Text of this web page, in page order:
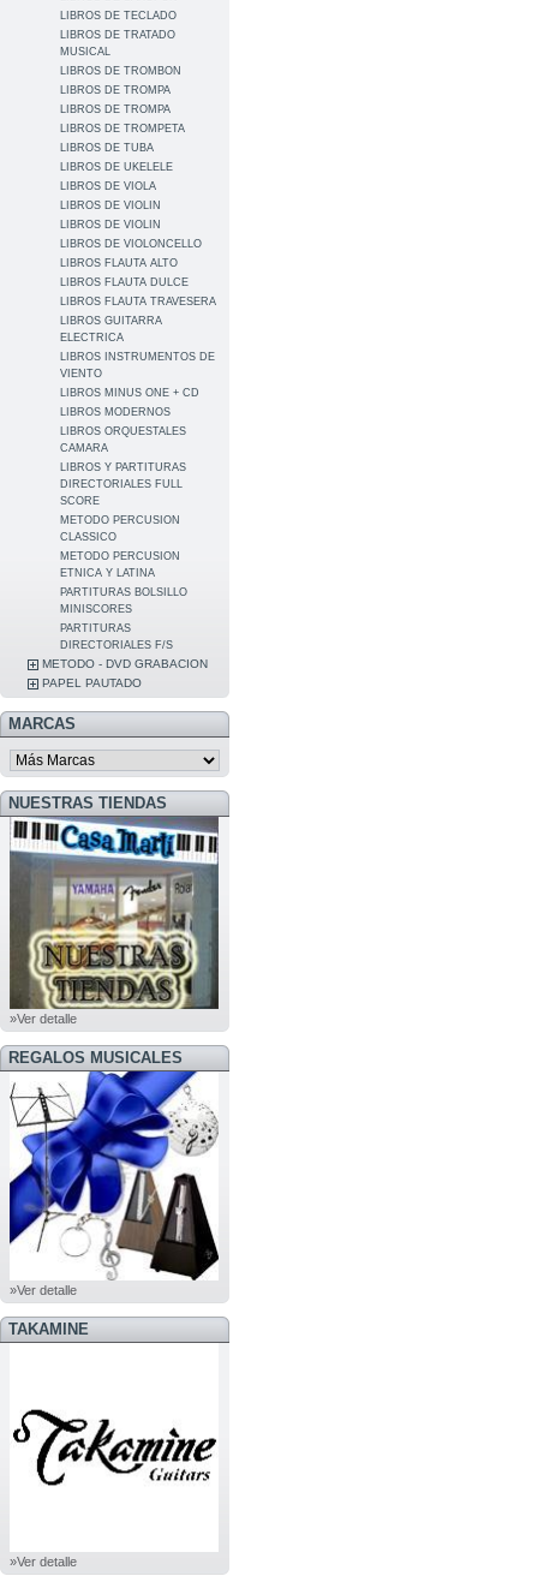
LIBROS DE TECLADO
LIBROS DE TRATADO
MUSICAL
LIBROS DE TROMBON
LIBROS DE TROMPA
LIBROS DE TROMPA
LIBROS DE TROMPETA
LIBROS DE TUBA
LIBROS DE UKELELE
LIBROS DE VIOLA
LIBROS DE VIOLIN
LIBROS DE VIOLIN
LIBROS DE VIOLONCELLO
LIBROS FLAUTA ALTO
LIBROS FLAUTA DULCE
LIBROS FLAUTA TRAVESERA
LIBROS GUITARRA
ELECTRICA
LIBROS INSTRUMENTOS DE
VIENTO
LIBROS MINUS ONE + CD
LIBROS MODERNOS
LIBROS ORQUESTALES
CAMARA
LIBROS Y PARTITURAS
DIRECTORIALES FULL
SCORE
METODO PERCUSION
CLASSICO
METODO PERCUSION
ETNICA Y LATINA
PARTITURAS BOLSILLO
MINISCORES
PARTITURAS
DIRECTORIALES F/S
METODO - DVD GRABACION
PAPEL PAUTADO
MARCAS
NUESTRAS TIENDAS
»Ver detalle
REGALOS MUSICALES
»Ver detalle
TAKAMINE
»Ver detalle